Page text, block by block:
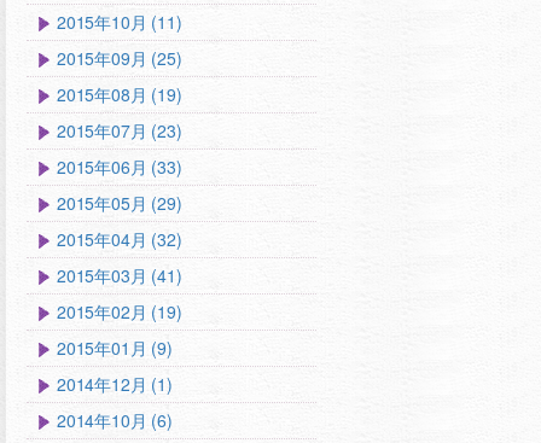
2015年10月 (11)
2015年09月 (25)
2015年08月 (19)
2015年07月 (23)
2015年06月 (33)
2015年05月 (29)
2015年04月 (32)
2015年03月 (41)
2015年02月 (19)
2015年01月 (9)
2014年12月 (1)
2014年10月 (6)